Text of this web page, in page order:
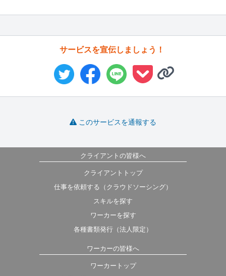
サービスを宣伝しましょう！
このサービスを通報する
クライアントの皆様へ
クライアントトップ
仕事を依頼する（クラウドソーシング）
スキルを探す
ワーカーを探す
各種書類発行（法人限定）
ワーカーの皆様へ
ワーカートップ